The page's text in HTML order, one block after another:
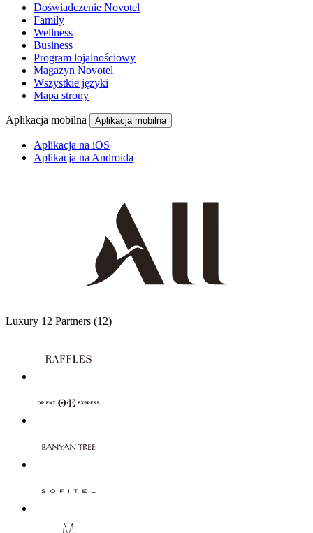
Doświadczenie Novotel
Family
Wellness
Business
Program lojalnościowy
Magazyn Novotel
Wszystkie języki
Mapa strony
Aplikacja mobilna Aplikacja mobilna
Aplikacja na iOS
Aplikacja na Androida
Luxury 12 Partners (12)